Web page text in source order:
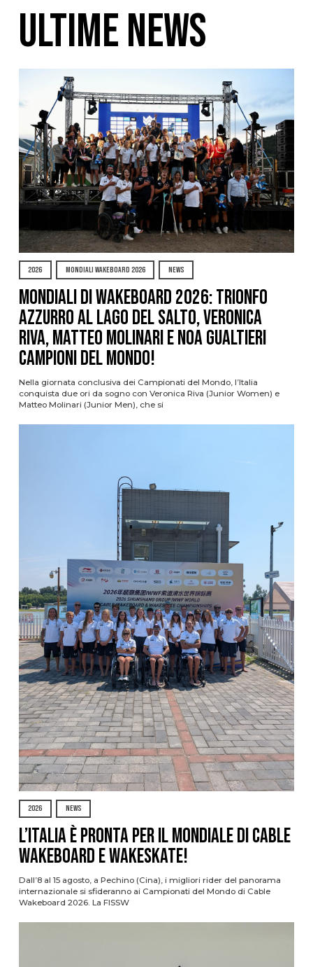
ULTIME NEWS
2026 MONDIALI WAKEBOARD 2026 NEWS
Mondiali di Wakeboard 2026: trionfo
azzurro al Lago del Salto, Veronica
Riva, Matteo Molinari e Noa Gualtieri
campioni del mondo!
Nella giornata conclusiva dei Campionati del Mondo, l’Italia
conquista due ori da sogno con Veronica Riva (Junior Women) e
Matteo Molinari (Junior Men), che si
2026 NEWS
L’Italia è pronta per il Mondiale di Cable
Wakeboard e Wakeskate!
Dall’8 al 15 agosto, a Pechino (Cina), i migliori rider del panorama
internazionale si sfideranno ai Campionati del Mondo di Cable
Wakeboard 2026. La FISSW